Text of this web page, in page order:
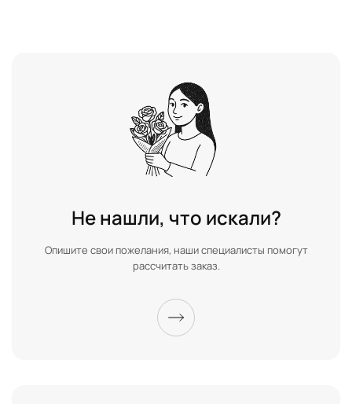
Не нашли, что искали?
Опишите свои пожелания, наши специалисты помогут
рассчитать заказ.